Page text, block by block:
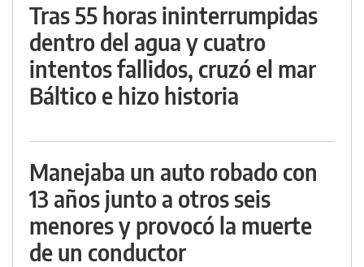
Tras 55 horas ininterrumpidas
dentro del agua y cuatro
intentos fallidos, cruzó el mar
Báltico e hizo historia
Manejaba un auto robado con
13 años junto a otros seis
menores y provocó la muerte
de un conductor